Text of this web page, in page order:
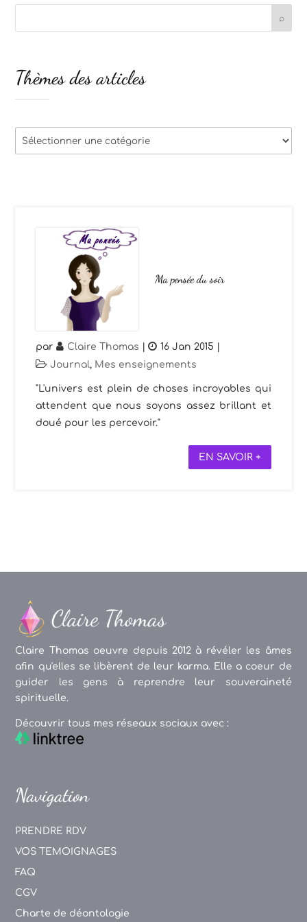
Ma pensée du soir
par Claire Thomas | 16 Jan 2015 |
Journal, Mes enseignements
"L'univers est plein de choses incroyables qui
attendent que nous soyons assez brillant et
doué pour les percevoir."
EN SAVOIR +
Thèmes des articles
Thèmes
des
Claire Thomas oeuvre depuis 2012 à révéler les âmes
afin qu'elles se libèrent de leur karma. Elle a coeur de
guider les gens à reprendre leur souveraineté
spirituelle.
Découvrir tous mes réseaux sociaux avec :
Navigation
PRENDRE RDV
VOS TEMOIGNAGES
FAQ
CGV
Charte de déontologie